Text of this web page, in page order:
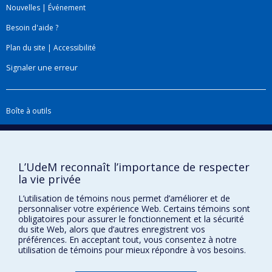
Nouvelles | Événement
Besoin d'aide ?
Plan du site | Accessibilité
Signaler une erreur
Boîte à outils
Téléchargez les logos de l'ESPUM
Confidentialité
L’UdeM reconnaît l’importance de respecter
la vie privée
L’utilisation de témoins nous permet d’améliorer et de
personnaliser votre expérience Web. Certains témoins sont
obligatoires pour assurer le fonctionnement et la sécurité
du site Web, alors que d’autres enregistrent vos
préférences. En acceptant tout, vous consentez à notre
utilisation de témoins pour mieux répondre à vos besoins.